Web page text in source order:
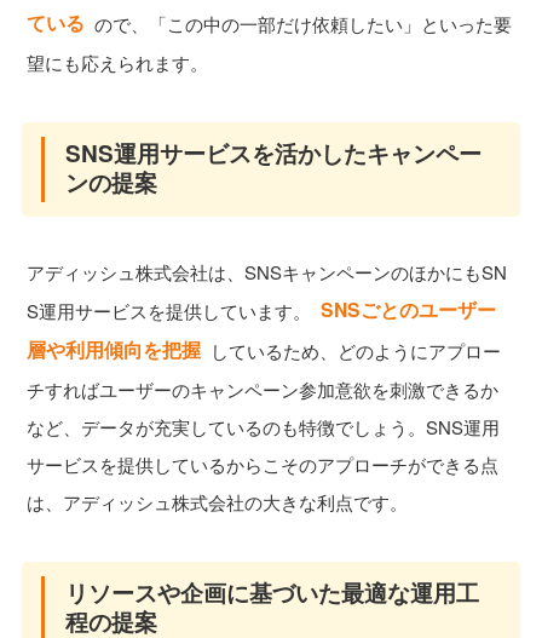
ている ので、「この中の一部だけ依頼したい」といった要
望にも応えられます。
SNS運用サービスを活かしたキャンペー
ンの提案
アディッシュ株式会社は、SNSキャンペーンのほかにもSN
S運用サービスを提供しています。
SNSごとのユーザー
層や利用傾向を把握 しているため、どのようにアプロー
チすればユーザーのキャンペーン参加意欲を刺激できるか
など、データが充実しているのも特徴でしょう。SNS運用
サービスを提供しているからこそのアプローチができる点
は、アディッシュ株式会社の大きな利点です。
リソースや企画に基づいた最適な運用工
程の提案